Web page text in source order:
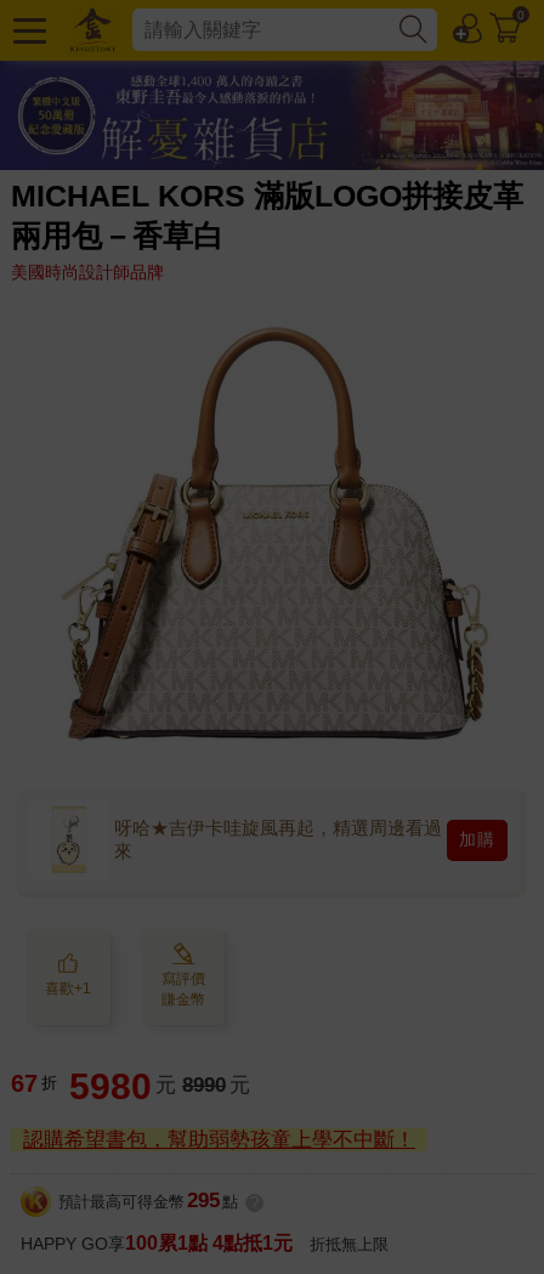
0
MICHAEL KORS 滿版LOGO拼接皮革
兩用包－香草白
美國時尚設計師品牌
呀哈★吉伊卡哇旋風再起，精選周邊看過
來
加購
喜歡+1
寫評價
賺金幣
67 折 5980 元 8990 元
認購希望書包，幫助弱勢孩童上學不中斷！
預計最高可得金幣 295 點
HAPPY GO享100累1點 4點抵1元 折抵無上限